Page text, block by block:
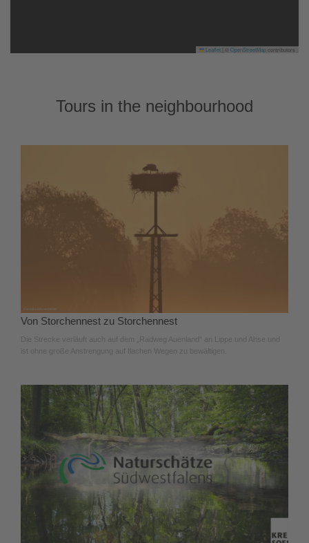
Leaflet OpenStreetMapcontributors
Tours in the neighbourhood
Von Storchennest zu Storchennest
Die Strecke verläuft auch auf dem „Radweg Auenland“ an Lippe und Ahse und
ist ohne große Anstrengung auf flachen Wegen zu bewältigen.